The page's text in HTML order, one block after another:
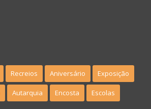
Recreios Aniversário Exposição
Autarquia Encosta Escolas